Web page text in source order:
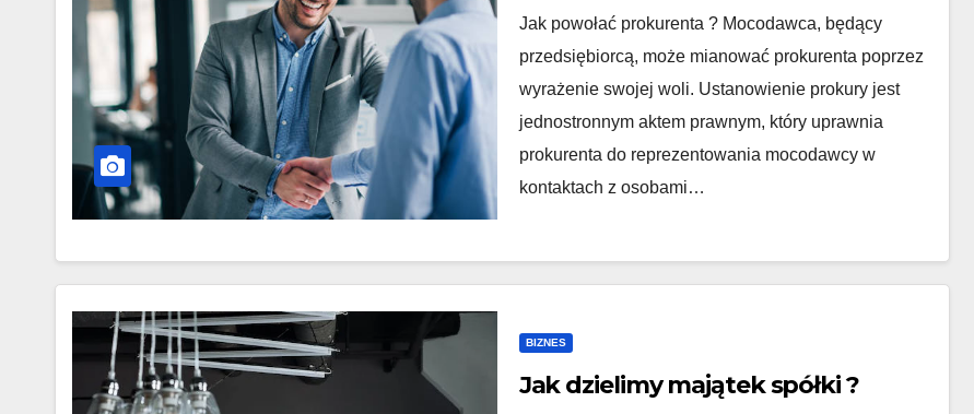
Jak powołać prokurenta ? Mocodawca, będący
przedsiębiorcą, może mianować prokurenta poprzez
wyrażenie swojej woli. Ustanowienie prokury jest
jednostronnym aktem prawnym, który uprawnia
prokurenta do reprezentowania mocodawcy w
kontaktach z osobami…
BIZNES
Jak dzielimy majątek spółki ?